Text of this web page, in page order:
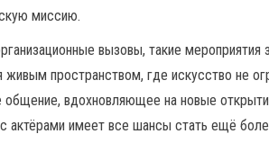
миссию.
вызовы, такие мероприятия
пространством, где искусство не
вдохновляющее на новые
актёрами имеет все шансы стать ещё